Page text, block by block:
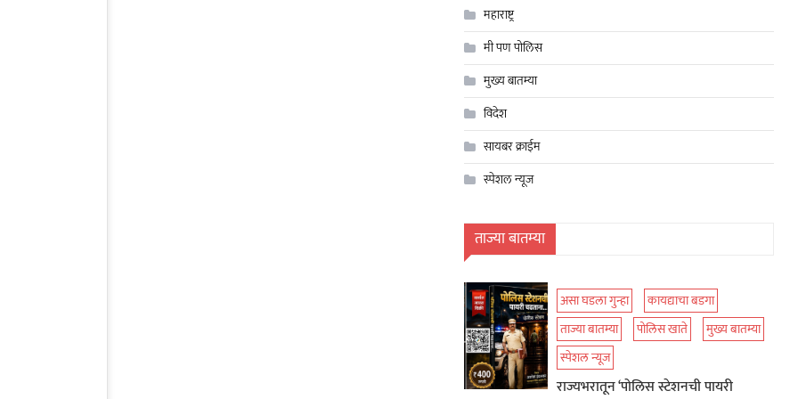
महाराष्ट्र
मी पण पोलिस
मुख्य बातम्या
विदेश
सायबर क्राईम
स्पेशल न्यूज
ताज्या बातम्या
असा घडला गुन्हा
कायद्याचा बडगा
ताज्या बातम्या
पोलिस खाते
मुख्य बातम्या
स्पेशल न्यूज
राज्यभरातून ‘पोलिस स्टेशनची पायरी